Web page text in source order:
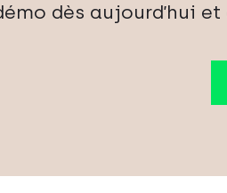
dès aujourd’hui